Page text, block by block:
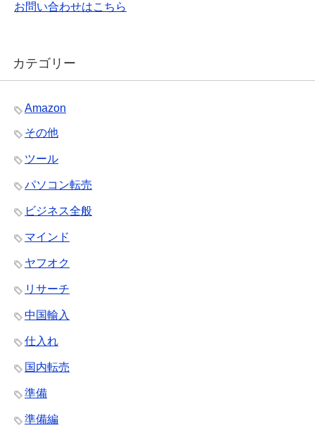
お問い合わせはこちら
カテゴリー
Amazon
その他
ツール
パソコン転売
ビジネス全般
マインド
ヤフオク
リサーチ
中国輸入
仕入れ
国内転売
準備
準備編